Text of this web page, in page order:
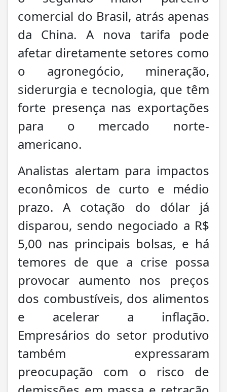
comercial do Brasil, atrás apenas
da China. A nova tarifa pode
afetar diretamente setores como
o agronegócio, mineração,
siderurgia e tecnologia, que têm
forte presença nas exportações
para o mercado norte-
americano.
Analistas alertam para impactos
econômicos de curto e médio
prazo. A cotação do dólar já
disparou, sendo negociado a R$
5,00 nas principais bolsas, e há
temores de que a crise possa
provocar aumento nos preços
dos combustíveis, dos alimentos
e acelerar a inflação.
Empresários do setor produtivo
também expressaram
preocupação com o risco de